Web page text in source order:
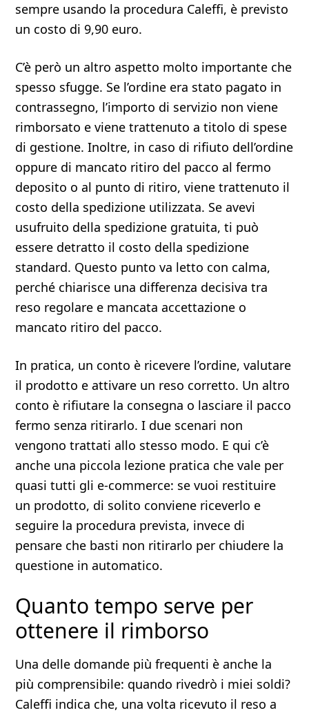
sempre usando la procedura Caleffi, è previsto
un costo di 9,90 euro.
C’è però un altro aspetto molto importante che
spesso sfugge. Se l’ordine era stato pagato in
contrassegno, l’importo di servizio non viene
rimborsato e viene trattenuto a titolo di spese
di gestione. Inoltre, in caso di rifiuto dell’ordine
oppure di mancato ritiro del pacco al fermo
deposito o al punto di ritiro, viene trattenuto il
costo della spedizione utilizzata. Se avevi
usufruito della spedizione gratuita, ti può
essere detratto il costo della spedizione
standard. Questo punto va letto con calma,
perché chiarisce una differenza decisiva tra
reso regolare e mancata accettazione o
mancato ritiro del pacco.
In pratica, un conto è ricevere l’ordine, valutare
il prodotto e attivare un reso corretto. Un altro
conto è rifiutare la consegna o lasciare il pacco
fermo senza ritirarlo. I due scenari non
vengono trattati allo stesso modo. E qui c’è
anche una piccola lezione pratica che vale per
quasi tutti gli e-commerce: se vuoi restituire
un prodotto, di solito conviene riceverlo e
seguire la procedura prevista, invece di
pensare che basti non ritirarlo per chiudere la
questione in automatico.
Quanto tempo serve per
ottenere il rimborso
Una delle domande più frequenti è anche la
più comprensibile: quando rivedrò i miei soldi?
Caleffi indica che, una volta ricevuto il reso a